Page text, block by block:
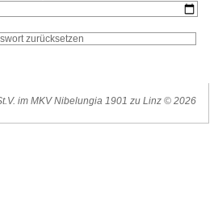
im MKV Nibelungia 1901 zu Linz © 2026